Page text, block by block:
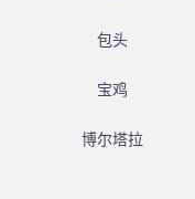
包头
宝鸡
博尔塔拉